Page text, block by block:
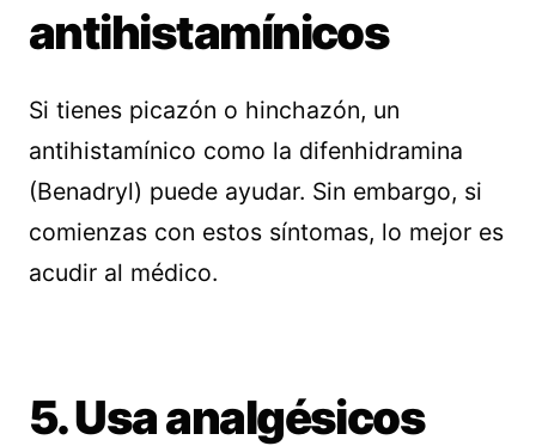
antihistamínicos
Si tienes picazón o hinchazón, un
antihistamínico como la difenhidramina
(Benadryl) puede ayudar. Sin embargo, si
comienzas con estos síntomas, lo mejor es
acudir al médico.
5. Usa analgésicos